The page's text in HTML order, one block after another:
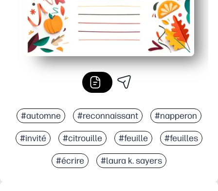
#automne #reconnaissant #napperon
#invité #citrouille #feuille #feuilles
#écrire #laura k. sayers